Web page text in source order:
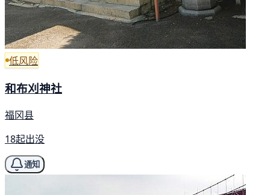
低风险
和布刈神社
福冈县
18起出没
通知